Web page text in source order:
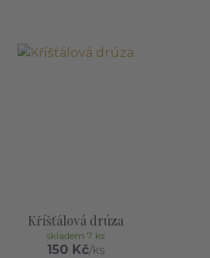
Kříšťálová drúza
150 Kč/ks
skladem 7 ks